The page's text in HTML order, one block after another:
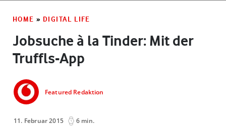
HOME » DIGITAL LIFE
Jobsuche à la Tinder: Mit der
Truffls-App
Featured Redaktion
11. Februar 2015 6 min.